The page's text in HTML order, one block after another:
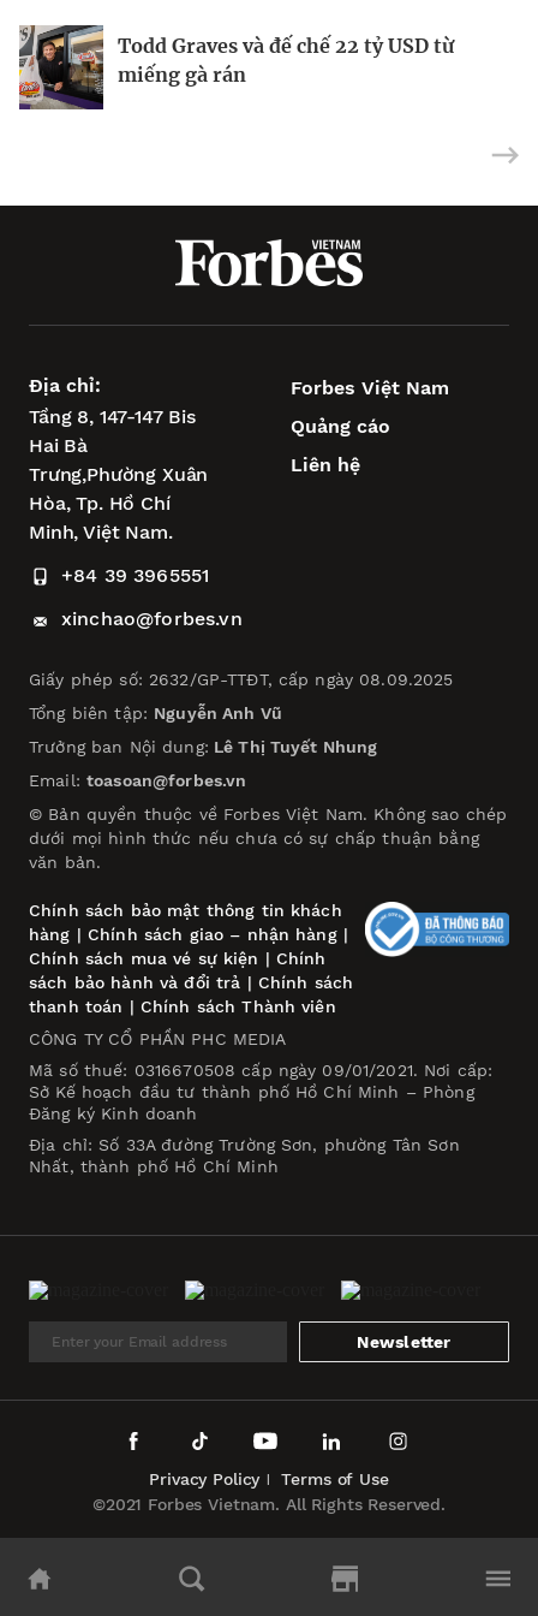
Todd Graves và đế chế 22 tỷ USD từ
miếng gà rán
Làm thế nào Adam W xây dựng thương
hiệu truyền thông trị giá hàng triệu đô?
Nghệ thuật nâng tầm khách hàng mua
kim cương tại Lugano Diamonds
Địa chỉ:
Tầng 8, 147-147 Bis
Hai Bà
Trưng,Phường Xuân
Hòa,Tp. Hồ Chí
Minh, Việt Nam.
+84 39 3965551
xinchao@forbes.vn
Forbes Việt Nam
Quảng cáo
Liên hệ
Giấy phép số: 2632/GP-TTĐT, cấp ngày 08.09.2025
Tổng biên tập: Nguyễn Anh Vũ
Trưởng ban Nội dung: Lê Thị Tuyết Nhung
Email: toasoan@forbes.vn
© Bản quyền thuộc về Forbes Việt Nam. Không sao chép
dưới mọi hình thức nếu chưa có sự chấp thuận bằng
văn bản.
Chính sách bảo mật thông tin khách
hàng | Chính sách giao – nhận hàng|
Chính sách mua vé sự kiện | Chính
sách bảo hành và đổi trả | Chính sách
thanh toán | Chính sách Thành viên
CÔNG TY CỔ PHẦN PHC MEDIA
Mã số thuế: 0316670508 cấp ngày 09/01/2021. Nơi cấp:
Sở Kế hoạch đầu tư thành phố Hồ Chí Minh – Phòng
Đăng ký Kinh doanh
Địa chỉ: Số 33A đường Trường Sơn, phường Tân Sơn
Nhất, thành phố Hồ Chí Minh
Newsletter
©2021 Forbes Vietnam. All Rights Reserved.
Privacy Policy Terms of Use